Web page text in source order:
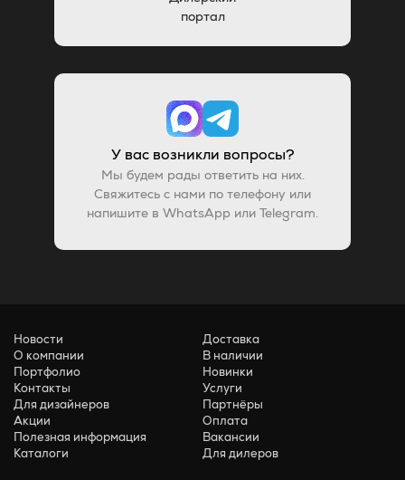
портал
У вас возникли вопросы?
Мы будем рады ответить на них.
Свяжитесь с нами по телефону или
напишите в WhatsApp или Telegram.
Новости
О компании
Портфолио
Контакты
Для дизайнеров
Акции
Полезная информация
Каталоги
Доставка
В наличии
Новинки
Услуги
Партнёры
Оплата
Вакансии
Для дилеров